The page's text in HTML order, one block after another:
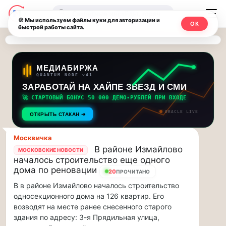
Последние
новости
и
обновления
потока:
Друзья,
приглашаем
на
музыкальную
прогулку
по
Москве
Чайковского!…
Друзья,
приглашаем
на
музыкальную
Москвичи.net
—
Главный
столичный
чат-
мессенджер,
новости
и
инсайды
Москвы
🔍
МЕДИАБИРЖА
QUANTUM NODE v41
ЗАРАБОТАЙ НА ХАЙПЕ ЗВЕЗД И СМИ
🚀 СТАРТОВЫЙ БОНУС 50 000 ДЕМО-РУБЛЕЙ ПРИ ВХОДЕ
ОТКРЫТЬ СТАКАН ➔ ORACLE LIVE
Москвичка
МОСКОВСКИЕ НОВОСТИ
В районе Измайлово
началось строительство еще одного
дома по реновации
20ПРОЧИТАНО
В в районе Измайлово началось строительство
односекционного дома на 126 квартир. Его
возводят на месте ранее снесенного старого
здания по адресу: 3-я Прядильная улица,
🍪 Мы используем файлы куки для авторизации и
быстрой работы сайта.
ОК